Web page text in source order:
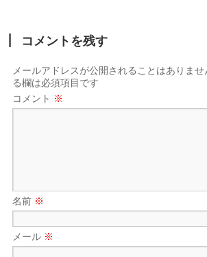
コメントを残す
メールアドレスが公開されることはありませ
る欄は必須項目です
コメント ※
名前 ※
メール ※